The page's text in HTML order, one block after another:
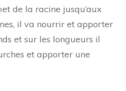
de la racine jusqu’aux
il va nourrir et apporter
et sur les longueurs il
et apporter une